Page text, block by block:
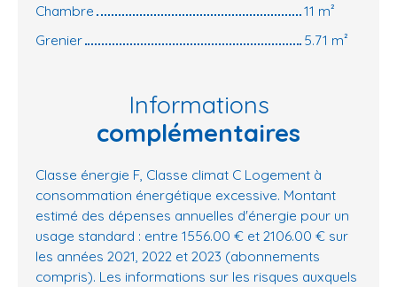
Chambre
11 m²
Grenier
5.71 m²
Informations
complémentaires
Classe énergie F, Classe climat C Logement à
consommation énergétique excessive. Montant
estimé des dépenses annuelles d'énergie pour un
usage standard : entre 1556.00 € et 2106.00 € sur
les années 2021, 2022 et 2023 (abonnements
compris). Les informations sur les risques auxquels